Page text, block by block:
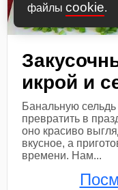
файлы cookie.
икрой и
Банальную
превратить в
оно красиво
вкусное, а
времени. Нам...